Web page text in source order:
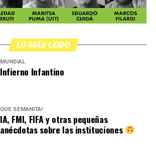
LO MÁS LEIDO
MUNDIAL
Infierno Infantino
QUÉ SEMANITA!
IA, FMI, FIFA y otras pequeñas
anécdotas sobre las instituciones